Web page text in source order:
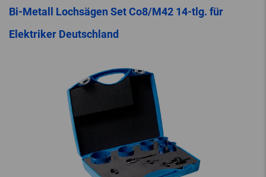
Bi-Metall Lochsägen Set Co8/M42 14-tlg. für
Elektriker Deutschland